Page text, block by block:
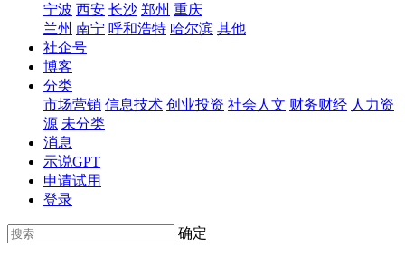
宁波 西安 长沙 郑州 重庆
兰州 南宁 呼和浩特 哈尔滨 其他
社企号
博客
分类
市场营销 信息技术 创业投资 社会人文 财务财经 人力资
源 未分类
消息
示说GPT
申请试用
登录
确定